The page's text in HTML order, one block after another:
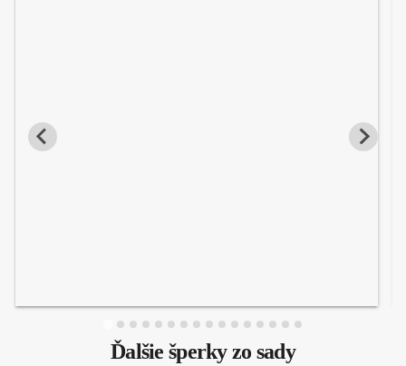
Ďalšie šperky zo sady